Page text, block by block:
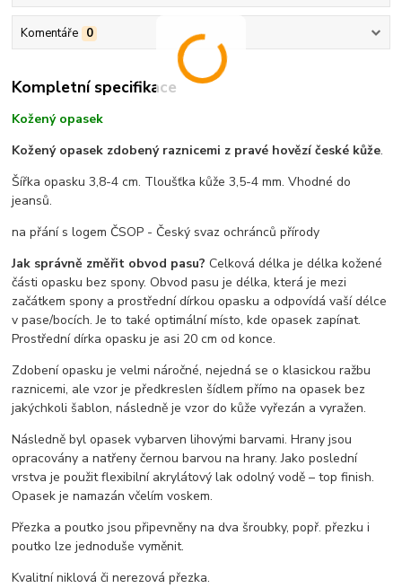
Komentáře 0
Kompletní specifikace
Kožený opasek
Kožený opasek zdobený raznicemi z pravé hovězí české kůže.
Šířka opasku 3,8-4 cm. Tloušťka kůže 3,5-4 mm. Vhodné do
jeansů.
na přání s logem ČSOP - Český svaz ochránců přírody
Jak správně změřit obvod pasu?Celková délka je délka kožené
části opasku bez spony. Obvod pasu je délka, která je mezi
začátkem spony a prostřední dírkou opasku a odpovídá vaší délce
v pase/bocích. Je to také optimální místo, kde opasek zapínat.
Prostřední dírka opasku je asi 20 cm od konce.
Zdobení opasku je velmi náročné, nejedná se o klasickou ražbu
raznicemi, ale vzor je předkreslen šídlem přímo na opasek bez
jakýchkoli šablon, následně je vzor do kůže vyřezán a vyražen.
Následně byl opasek vybarven lihovými barvami. Hrany jsou
opracovány a natřeny černou barvou na hrany. Jako poslední
vrstva je použit flexibilní akrylátový lak odolný vodě – top finish.
Opasek je namazán včelím voskem.
Přezka a poutko jsou připevněny na dva šroubky, popř. přezku i
poutko lze jednoduše vyměnit.
Kvalitní niklová či nerezová přezka.